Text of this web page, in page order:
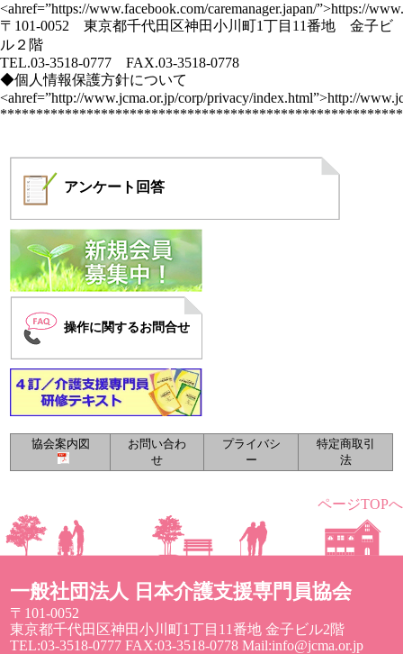
<ahref=”https://www.facebook.com/caremanager.japan/”>https://
〒101-0052 東京都千代田区神田小川町1丁目11番地 金子ビ
ル２階
TEL.03-3518-0777 FAX.03-3518-0778
◆個人情報保護方針について
<ahref=”http://www.jcma.or.jp/corp/privacy/index.html”>http://
アンケート 回答
操作に関するお問合せ
ページTOPへ
一般社団法人 日本介護支援専門員協会
〒101-0052
東京都千代田区神田小川町1丁目11番地 金子ビル2階
TEL:03-3518-0777 FAX:03-3518-0778 Mail:info@jcma.or.jp
協会案内図
お問い合わ
せ
プライバシ
ー
特定商取引
法